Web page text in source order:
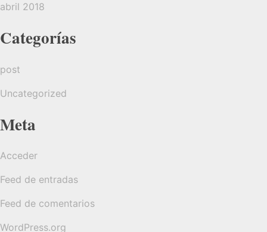
abril 2018
Categorías
post
Uncategorized
Meta
Acceder
Feed de entradas
Feed de comentarios
WordPress.org